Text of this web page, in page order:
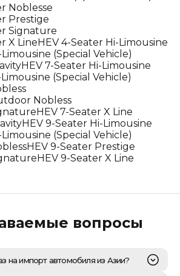
Noblesse
Prestige
Signature
X Line HEV 4-Seater Hi-Limousine
(Special Vehicle)
HEV 7-Seater Hi-Limousine
(Special Vehicle)
Nobless
HEV 7-Seater X Line
HEV 9-Seater Hi-Limousine
(Special Vehicle)
HEV 9-Seater Prestige
HEV 9-Seater X Line
вопросы
на импорт автомобиля из Азии?